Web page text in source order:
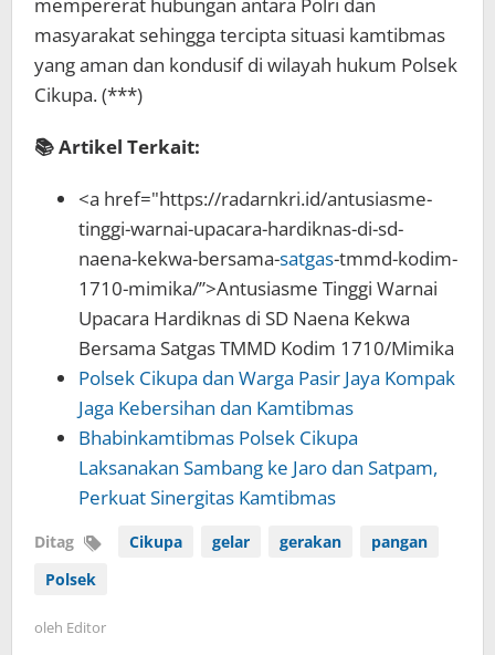
masyarakat sehingga tercipta situasi kamtibmas
yang aman dan kondusif di wilayah hukum Polsek
Cikupa. (***)
📚 Artikel Terkait:
<a href="https://radarnkri.id/antusiasme-
tinggi-warnai-upacara-hardiknas-di-sd-
naena-kekwa-bersama-satgas-tmmd-kodim-
1710-mimika/”>Antusiasme Tinggi Warnai
Upacara Hardiknas di SD Naena Kekwa
Bersama Satgas TMMD Kodim 1710/Mimika
Polsek Cikupa dan Warga Pasir Jaya Kompak
Jaga Kebersihan dan Kamtibmas
Bhabinkamtibmas Polsek Cikupa
Laksanakan Sambang ke Jaro dan Satpam,
Perkuat Sinergitas Kamtibmas
Ditag Cikupa gelar gerakan
pangan
Polsek
oleh Editor